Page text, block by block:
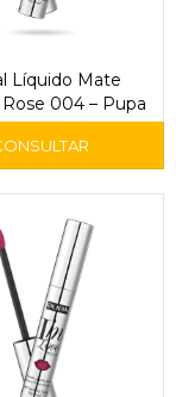
Líquido Mate
004 – Pupa